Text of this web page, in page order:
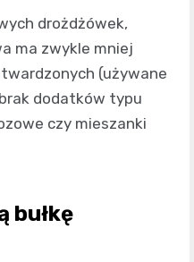
drożdżówek,
ma zwykle mniej
(używane
dodatków typu
czy mieszanki
bułkę